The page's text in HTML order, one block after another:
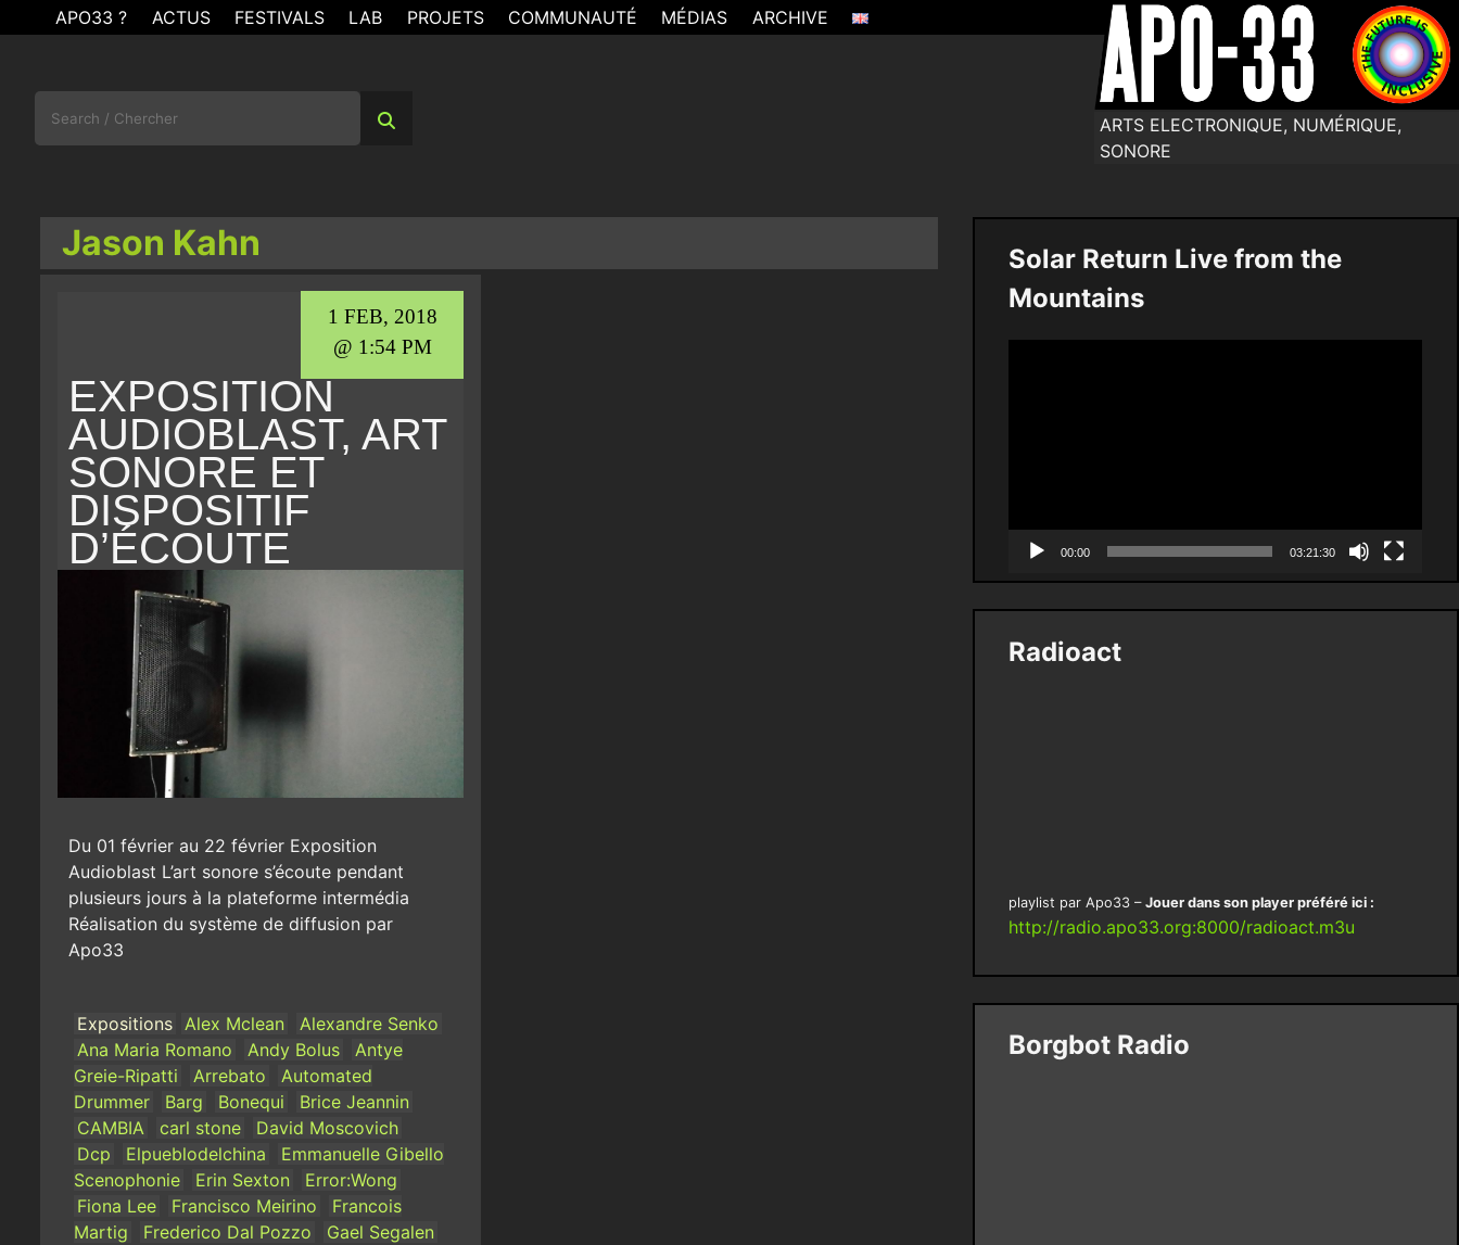
to
ARTS ELECTRONIQUE, NUMÉRIQUE,
SONORE
APO33 ? ACTUS FESTIVALS LAB PROJETS COMMUNAUTÉ MÉDIAS ARCHIVE
for:
Jason Kahn
1 FEB, 2018
@ 1:54 PM
EXPOSITION
AUDIOBLAST, ART
SONORE ET
DISPOSITIF
D’ÉCOUTE
Du 01 février au 22 février Exposition
Audioblast L’art sonore s’écoute pendant
plusieurs jours à la plateforme intermédia
Réalisation du système de diffusion par
Apo33
Expositions Alex Mclean
Alexandre Senko
Ana Maria Romano
Andy Bolus
Antye
Greie-Ripatti
Arrebato
Automated
Drummer
Barg Bonequi
Brice Jeannin
CAMBIA
carl stone
David Moscovich
Dcp
Elpueblodelchina
Emmanuelle Gibello
Scenophonie
Erin Sexton
Error:Wong
Fiona Lee
Francisco Meirino
Francois
Martig
Frederico Dal Pozzo
Gael Segalen
Solar Return Live from the
Mountains
00:00 03:21:30
Radioact
playlist par Apo33 –Jouer dans son player préféré ici :
http://radio.apo33.org:8000/radioact.m3u
Borgbot Radio